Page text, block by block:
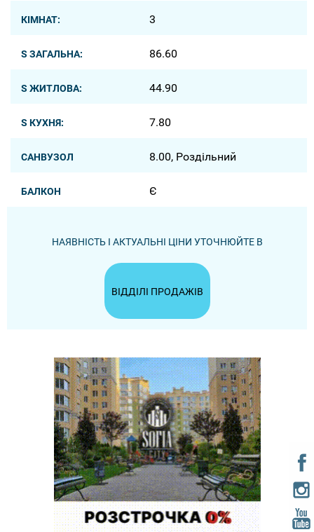
КІМНАТ: 3
S ЗАГАЛЬНА: 86.60
S ЖИТЛОВА: 44.90
S КУХНЯ: 7.80
САНВУЗОЛ 8.00, Роздільний
БАЛКОН Є
НАЯВНІСТЬ І АКТУАЛЬНІ ЦІНИ УТОЧНЮЙТЕ В
ВІДДІЛІ ПРОДАЖІВ